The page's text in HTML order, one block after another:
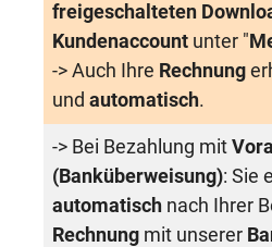
freigeschalteten
Kundenaccount unter "
-> Auch Ihre Rechnung
und automatisch.
-> Bei Bezahlung mit
(Banküberweisung): Sie
automatisch nach Ihrer
Rechnung mit unserer